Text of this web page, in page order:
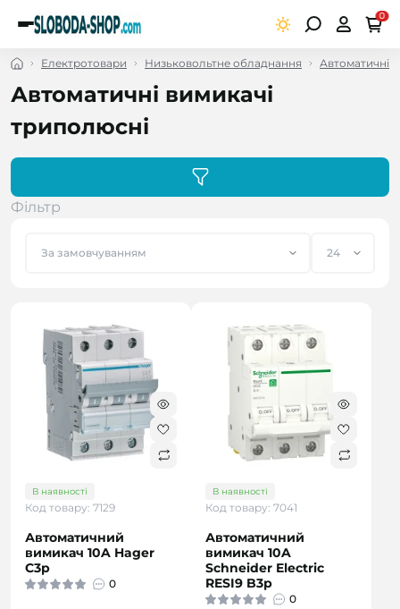
0
Електротовари Низьковольтне обладнання Автоматичні
Автоматичні вимикачі
триполюсні
Фільтр
В наявності
Код товару: 7129
Автоматичний
вимикач 10A Hager
C3p
0
В наявності
Код товару: 7041
Автоматичний
вимикач 10A
Schneider Electric
RESI9 B3р
0